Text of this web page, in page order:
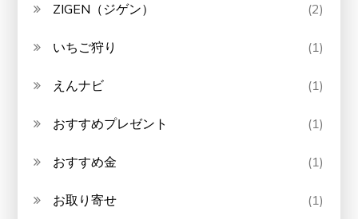
ZIGEN（ジゲン） (2)
いちご狩り (1)
えんナビ (1)
おすすめプレゼント (1)
おすすめ金 (1)
お取り寄せ (1)